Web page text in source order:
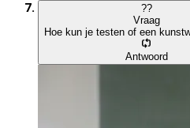
??
Vraag
Hoe kun je testen of een
Antwoord